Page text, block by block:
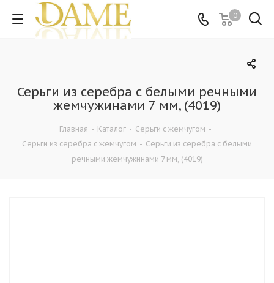
0
Серьги из серебра c белыми речными
жемчужинами 7 мм, (4019)
Главная - Каталог - Серьги с жемчугом -
Серьги из серебра с жемчугом - Серьги из серебра c белыми
речными жемчужинами 7 мм, (4019)